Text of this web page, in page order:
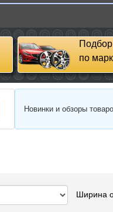
по
Новинки и обзоры
Ширина